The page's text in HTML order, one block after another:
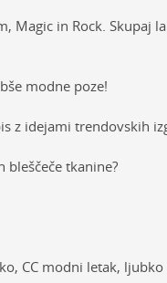
Magic in Rock. Skupaj
modne poze!
z idejami trendovskih
bleščeče tkanine?
CC modni letak,